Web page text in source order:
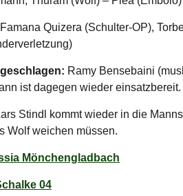
Famana Quizera (Schulter-OP),
Ramy Bensebaini
ist dagegen wieder einsatzbereit.
Stindl kommt wieder in die
Wolf weichen müssen.
Mönchengladbach
04